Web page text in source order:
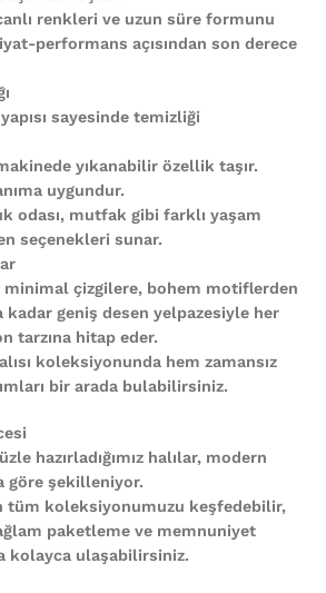
renkleri ve uzun süre formunu
performans açısından son derece
sayesinde temizliği
yıkanabilir özellik taşır.
uygundur.
odası, mutfak gibi farklı yaşam
seçenekleri sunar.
minimal çizgilere, bohem motiflerden
geniş desen yelpazesiyle her
tarzına hitap eder.
koleksiyonunda hem zamansız
bir arada bulabilirsiniz.
hazırladığımız halılar, modern
göre şekilleniyor.
tüm koleksiyonumuzu keşfedebilir,
paketleme ve memnuniyet
kolayca ulaşabilirsiniz.